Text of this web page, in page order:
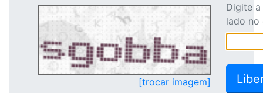
[trocar imagem]
Digite
lado no